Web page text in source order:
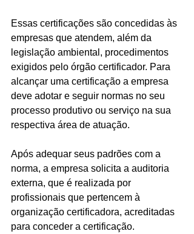
Essas certificações são concedidas às
empresas que atendem, além da
legislação ambiental, procedimentos
exigidos pelo órgão certificador. Para
alcançar uma certificação a empresa
deve adotar e seguir normas no seu
processo produtivo ou serviço na sua
respectiva área de atuação.
Após adequar seus padrões com a
norma, a empresa solicita a auditoria
externa, que é realizada por
profissionais que pertencem à
organização certificadora, acreditadas
para conceder a certificação.